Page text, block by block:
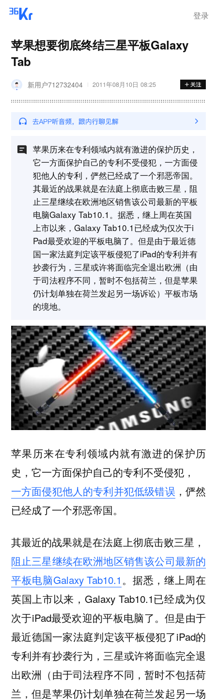
登录
苹果想要彻底终结三星平板Galaxy
Tab
新用户712732404 2011年08月10日 08:25
苹果历来在专利领域内就有激进的保护历史，
它一方面保护自己的专利不受侵犯，一方面侵
犯他人的专利，俨然已经成了一个邪恶帝国。
其最近的战果就是在法庭上彻底击败三星，阻
止三星继续在欧洲地区销售该公司最新的平板
电脑Galaxy Tab10.1。据悉，继上周在英国
上市以来，Galaxy Tab10.1已经成为仅次于i
Pad最受欢迎的平板电脑了。但是由于最近德
国一家法庭判定该平板侵犯了iPad的专利并有
抄袭行为，三星或许将面临完全退出欧洲（由
于司法程序不同，暂时不包括荷兰，但是苹果
仍计划单独在荷兰发起另一场诉讼）平板市场
的境地。
苹果历来在专利领域内就有激进的保护历
史，它一方面保护自己的专利不受侵犯，
一方面侵犯他人的专利并犯低级错误 ，俨然
已经成了一个邪恶帝国。
其最近的战果就是在法庭上彻底击败三星，
阻止三星继续在欧洲地区销售该公司最新的
平板电脑Galaxy Tab10.1 。据悉，继上周在
英国上市以来，Galaxy Tab10.1已经成为仅
次于iPad最受欢迎的平板电脑了。但是由于
最近德国一家法庭判定该平板侵犯了iPad的
专利并有抄袭行为，三星或许将面临完全退
出欧洲（由于司法程序不同，暂时不包括荷
兰，但是苹果仍计划单独在荷兰发起另一场